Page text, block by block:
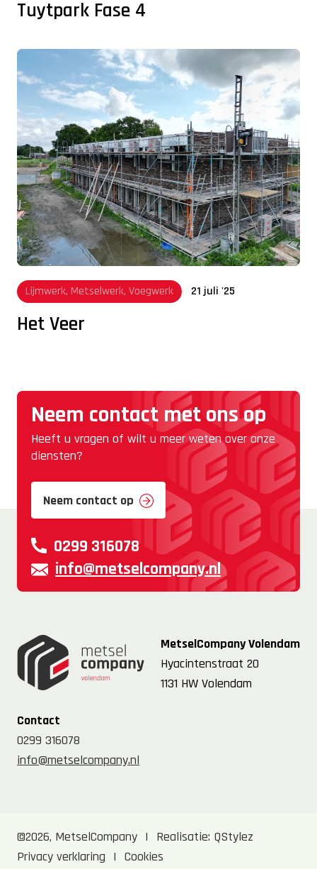
Tuytpark Fase 4
Lijmwerk, Metselwerk, Voegwerk 21 juli '25
Het Veer
Neem contact met ons op
Heeft u vragen of wilt u meer weten over onze
diensten?
Neem contact op
0299 316078
info@metselcompany.nl
MetselCompany Volendam
Hyacintenstraat 20
1131 HW Volendam
Contact
0299 316078
info@metselcompany.nl
©2026, MetselCompany | Realisatie: QStylez
Privacy verklaring | Cookies